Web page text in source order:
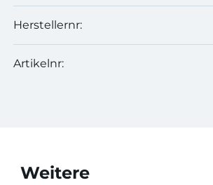
Herstellernr:
Artikelnr:
Weitere